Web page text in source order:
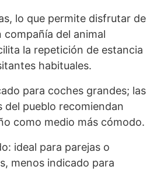
lo que permite disfrutar de
compañía del animal
la repetición de estancia
habituales.
para coches grandes; las
del pueblo recomiendan
como medio más cómodo.
ideal para parejas o
menos indicado para